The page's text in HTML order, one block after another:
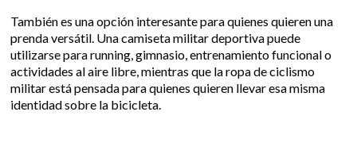
También es una opción interesante para quienes quieren una
prenda versátil. Una camiseta militar deportiva puede
utilizarse para running, gimnasio, entrenamiento funcional o
actividades al aire libre, mientras que la ropa de ciclismo
militar está pensada para quienes quieren llevar esa misma
identidad sobre la bicicleta.